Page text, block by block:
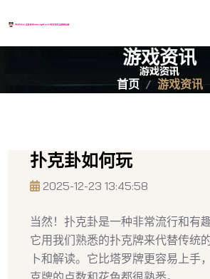
游戏资讯
首页 游戏资讯
扑克卦如何玩
2025-12-23 13:45:58
当然！扑克卦是一种非常流行和有
它用我们熟悉的扑克牌来代替传统
卜和解读。它比塔罗牌更容易上手